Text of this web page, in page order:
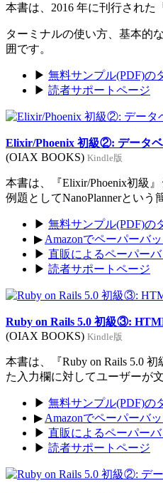
本書は、2016 年に刊行された
ターミナルの使い方、基本的
囲です。
▶ 無料サンプル(PDF)の
▶ 読者サポートページ
Elixir/Phoenix 初級②: データ
(OIAX BOOKS) Kindle版
本書は、『Elixir/Phoenix初級
例題としてNanoPlannerという
▶ 無料サンプル(PDF)の
▶ Amazonでペーパーバ
▶ 直販によるペーパー
▶ 読者サポートページ
Ruby on Rails 5.0 初級③:
(OIAX BOOKS) Kindle版
本書は、『Ruby on Rails 5.0
た入力欄に対してユーザーが
▶ 無料サンプル(PDF)の
▶ Amazonでペーパーバ
▶ 直販によるペーパー
▶ 読者サポートページ